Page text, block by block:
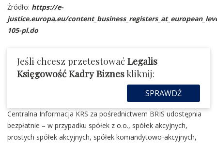
Źródło: https://e-
justice.europa.eu/
105-pl.do
Jeśli chcesz przetestowaćLegalis
Księgowość Kadry Bizneskliknij:
SPRAWDŹ
Centralna Informacja KRS za pośrednictwem BRIS udostępnia
bezpłatnie – w przypadku spółek z o.o., spółek akcyjnych,
prostych spółek akcyjnych, spółek komandytowo-akcyjnych,